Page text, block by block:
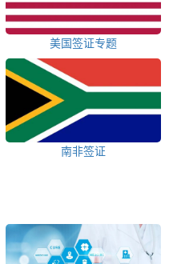
美国签证专题
南非签证